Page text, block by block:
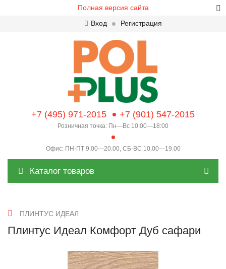
Полная версия сайта
Вход
Регистрация
+7 (495) 971-2015 +7 (901) 547-2015
Розничная точка: Пн—Вс 10:00—18:00
Офис: ПН-ПТ 9.00—20.00, СБ-ВС 10.00—19.00
Каталог товаров
ПЛИНТУС ИДЕАЛ
Плинтус Идеал Комфорт Дуб сафари